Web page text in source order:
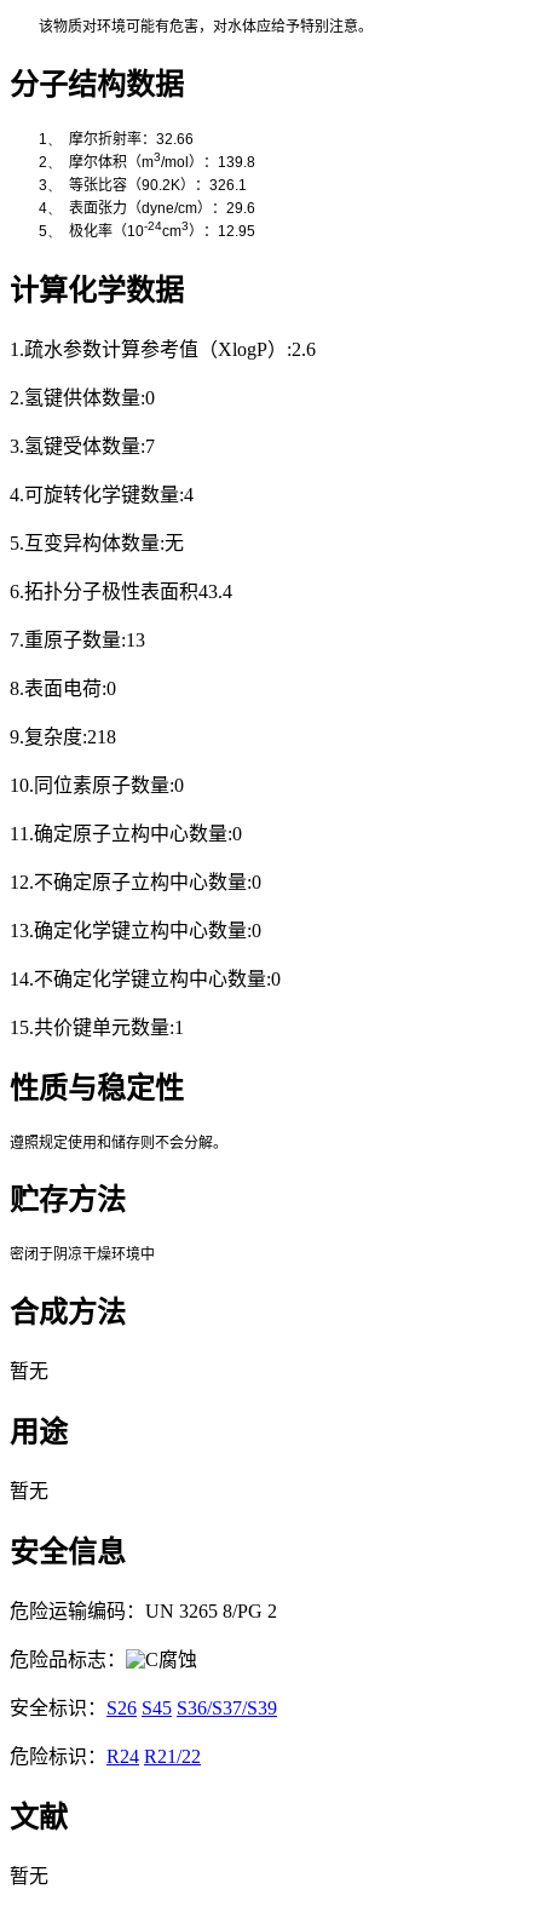
该物质对环境可能有危害，对水体应给予特别注意。
分子结构数据
1、 摩尔折射率： 32.66
2、
摩尔体积（m3/mol ）： 139.8
3、
等张比容（90.2K）： 326.1
4、
表面张力（dyne/cm）： 29.6
5、
极化率 （10-24cm3）： 12.95
计算化学数据
1.疏水参数计算参考值（XlogP）:2.6
2.氢键供体数量:0
3.氢键受体数量:7
4.可旋转化学键数量:4
5.互变异构体数量:无
6.拓扑分子极性表面积43.4
7.重原子数量:13
8.表面电荷:0
9.复杂度:218
10.同位素原子数量:0
11.确定原子立构中心数量:0
12.不确定原子立构中心数量:0
13.确定化学键立构中心数量:0
14.不确定化学键立构中心数量:0
15.共价键单元数量:1
性质与稳定性
遵照规定使用和储存则不会分解。
贮存方法
密闭于阴凉干燥环境中
合成方法
暂无
用途
暂无
安全信息
危险运输编码：UN 3265 8/PG 2
危险品标志： 腐蚀
安全标识： S26 S45 S36/S37/S39
危险标识： R24 R21/22
文献
暂无